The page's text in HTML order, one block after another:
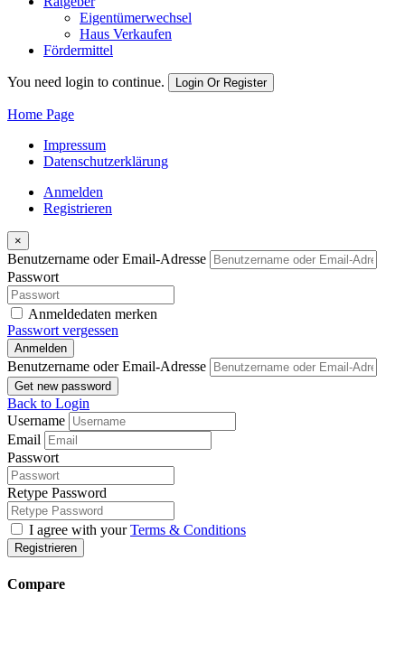
Eigentümerwechsel
Haus Verkaufen
Fördermittel
You need login to continue. Login Or Register
Home Page
Impressum
Datenschutzerklärung
Anmelden
Registrieren
×
Benutzername oder Email-Adresse
Passwort
Anmeldedaten merken
Passwort vergessen
Anmelden
Benutzername oder Email-Adresse
Get new password
Back to Login
Username
Email
Passwort
Retype Password
I agree with yourTerms & Conditions
Registrieren
Compare